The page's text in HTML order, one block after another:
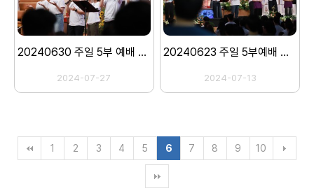
20240630 주일 5부 예배 스케치
2024-07-27
20240623 주일 5부예배 스케치
2024-07-13
1 2 3 4 5 6 7 8 9 10